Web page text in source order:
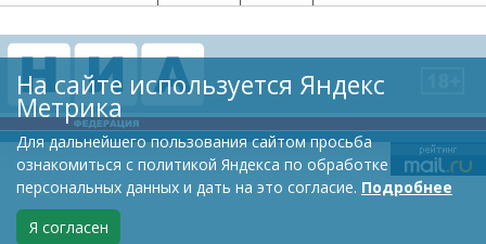
На сайте используется Яндекс
Метрика
Для дальнейшего пользования сайтом просьба
ознакомиться с политикой Яндекса по обработке
персональных данных и дать на это согласие. Подробнее
Я согласен